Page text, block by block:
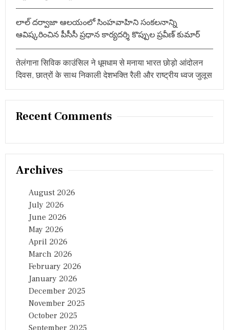
లాల్ దర్వాజా ఆలయంలో సింహవాహిని సంకలనాన్ని
ఆవిష్కరించిన పీసీసీ ప్రధాన కార్యదర్శి కొప్పుల ప్రవీణ్ కుమార్
तेलंगाना सिविक काउंसिल ने धूमधाम से मनाया भारत छोड़ो आंदोलन
दिवस, छात्रों के साथ निकाली देशभक्ति रैली और राष्ट्रीय ध्वज जुलूस
Recent Comments
Archives
August 2026
July 2026
June 2026
May 2026
April 2026
March 2026
February 2026
January 2026
December 2025
November 2025
October 2025
September 2025